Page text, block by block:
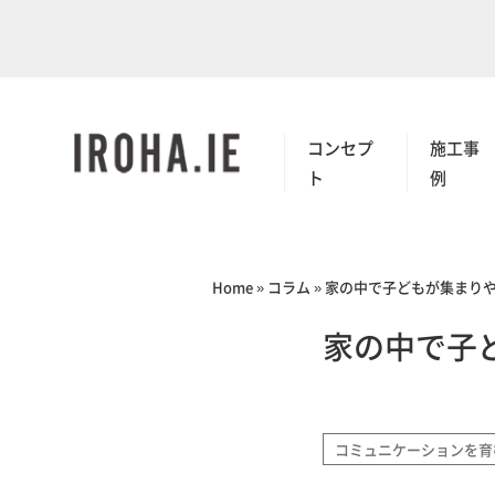
コンセプ
ト
施工事
例
Home» コラム » 家の中で子どもが集まり
家の中で子
コミュニケーションを